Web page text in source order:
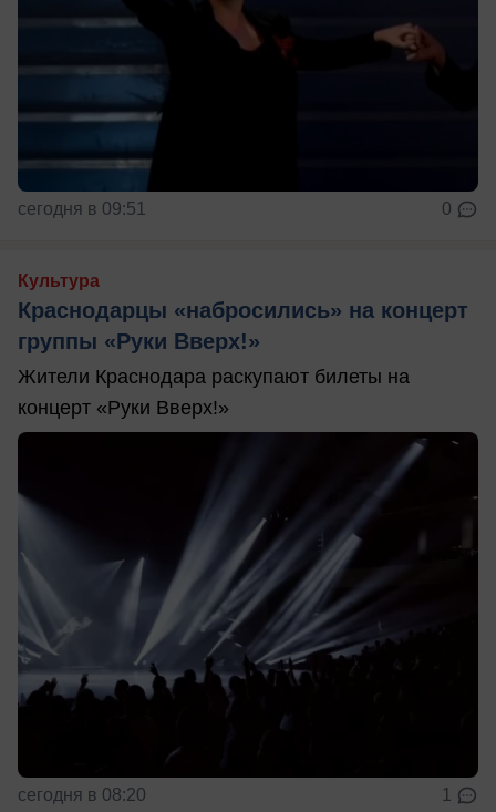
сегодня в 09:51 0
Культура
Краснодарцы «набросились» на концерт
группы «Руки Вверх!»
Жители Краснодара раскупают билеты на
концерт «Руки Вверх!»
сегодня в 08:20 1